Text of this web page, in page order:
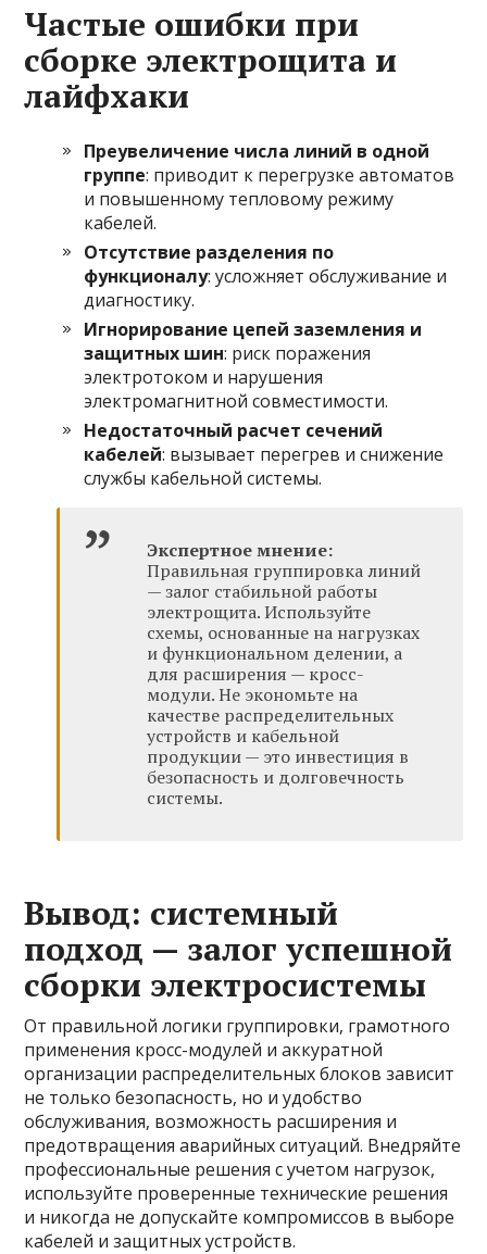
Частые ошибки при
сборке электрощита и
лайфхаки
Преувеличение числа линий в одной
группе: приводит к перегрузке автоматов
и повышенному тепловому режиму
кабелей.
Отсутствие разделения по
функционалу: усложняет обслуживание и
диагностику.
Игнорирование цепей заземления и
защитных шин: риск поражения
электротоком и нарушения
электромагнитной совместимости.
Недостаточный расчет сечений
кабелей: вызывает перегрев и снижение
службы кабельной системы.
Экспертное мнение:
Правильная группировка линий
— залог стабильной работы
электрощита. Используйте
схемы, основанные на нагрузках
и функциональном делении, а
для расширения — кросс-
модули. Не экономьте на
качестве распределительных
устройств и кабельной
продукции — это инвестиция в
безопасность и долговечность
системы.
Вывод: системный
подход — залог успешной
сборки электросистемы
От правильной логики группировки, грамотного
применения кросс-модулей и аккуратной
организации распределительных блоков зависит
не только безопасность, но и удобство
обслуживания, возможность расширения и
предотвращения аварийных ситуаций. Внедряйте
профессиональные решения с учетом нагрузок,
используйте проверенные технические решения
и никогда не допускайте компромиссов в выборе
кабелей и защитных устройств.